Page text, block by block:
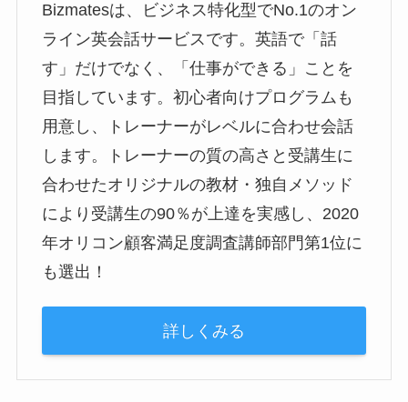
Bizmatesは、ビジネス特化型でNo.1のオン
ライン英会話サービスです。英語で「話
す」だけでなく、「仕事ができる」ことを
目指しています。初心者向けプログラムも
用意し、トレーナーがレベルに合わせ会話
します。トレーナーの質の高さと受講生に
合わせたオリジナルの教材・独自メソッド
により受講生の90％が上達を実感し、2020
年オリコン顧客満足度調査講師部門第1位に
も選出！
詳しくみる